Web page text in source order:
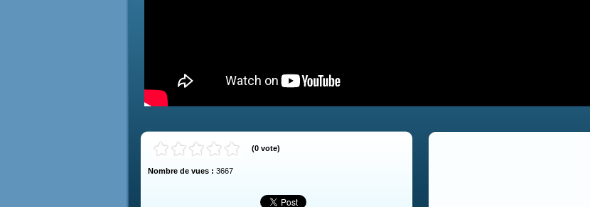
(0 vote)
Nombre de vues : 3667